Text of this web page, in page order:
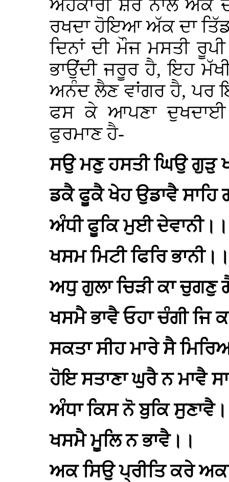
ਅਹੰਕਾਰੀ ਸ਼ੇਰ ਨਾਲੋਂ ਅੱਕ
ਰਖਦਾ ਹੋਇਆ ਅੱਕ ਦਾ
ਦਿਨਾਂ ਦੀ ਮੌਜ ਮਸਤੀ
ਭਾਉਂਦੀ ਜਰੂਰ ਹੈ, ਇਹ
ਅਨੰਦ ਲੈਣ ਵਾਂਗਰ ਹੈ, ਪਰ
ਫਸ ਕੇ ਆਪਣਾ ਦੁਖਦਾਈ
ਫੁਰਮਾਣ ਹੈ-
ਸਉ ਮਣੁ ਹਸਤੀ ਘਿਉ ਗੁੜੁ
ਡਕੈ ਫੂਕੈ ਖੇਹ ਉਡਾਵੈ
ਅੰਧੀ ਫੂਕਿ ਮੁਈ ਦੇਵਾਨੀ।।
ਖਸਮ ਮਿਟੀ ਫਿਰਿ ਭਾਨੀ।।
ਅਧੁ ਗੁਲਾ ਚਿੜੀ ਕਾ ਚੁਗਣੁ
ਖਸਮੈ ਭਾਵੈ ਓਹਾ ਚੰਗੀ ਜਿ
ਸਕਤਾ ਸੀਹ ਮਾਰੇ ਸੈ
ਹੋਇ ਸਤਾਣਾ ਘੁਰੈ ਨ ਮਾਵੈ
ਅੰਧਾ ਕਿਸ ਨੋ ਬੁਕਿ
ਖਸਮੈ ਮੂਲਿ ਨ ਭਾਵੈ।।
ਅਕ ਸਿਉ ਪ੍ਰੀਤਿ ਕਰੇ